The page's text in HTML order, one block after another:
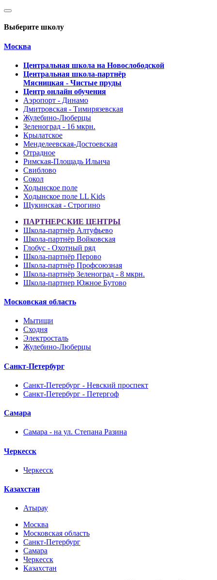
Выберите школу
Москва
Центральная школа на Новослободской
Центральная школа-партнёр
Мясницкая - Чистые пруды
Центр онлайн обучения
Аэропорт - Динамо
Дмитровская - Тимирязевская
Жулебино-Люберцы
Зеленоград - 16 мкрн.
Крылатское
Менделеевская-Достоевская
Отрадное
Римская-Площадь Ильича
Свиблово
Сокол
Ходынское поле
Ходынское поле LL Kids
Щукинская - Строгино
ПАРТНЕРСКИЕ ЦЕНТРЫ
Школа-партнёр Алтуфьево
Школа-партнёр Войковская
Глобус - Охотный ряд
Школа-партнёр Перово
Школа-партнёр Профсоюзная
Школа-партнёр Зеленоград - 8 мкрн.
Школа-партнер Южное Бутово
Московская область
Мытищи
Сходня
Электросталь
Жулебино-Люберцы
Санкт-Петербург
Санкт-Петербург - Невский проспект
Санкт-Петербург - Петергоф
Самара
Самара - на ул. Степана Разина
Черкесск
Черкесск
Казахстан
Атырау
Москва
Московская область
Санкт-Петербург
Самара
Черкесск
Казахстан